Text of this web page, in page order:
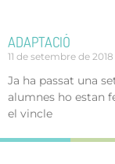
ADAPTACIÓ
11 de setembre de 2018
Ja ha passat una
alumnes ho estan
el vincle